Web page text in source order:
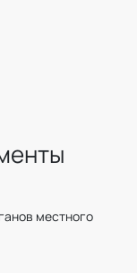
местного